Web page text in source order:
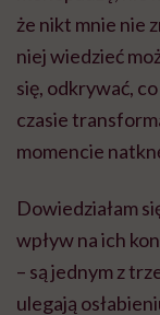
że nikt mnie nie
niej wiedzieć
się, odkrywać,
czasie
momencie
Dowiedziałam
wpływ na ich
– są jednym z
ulegają